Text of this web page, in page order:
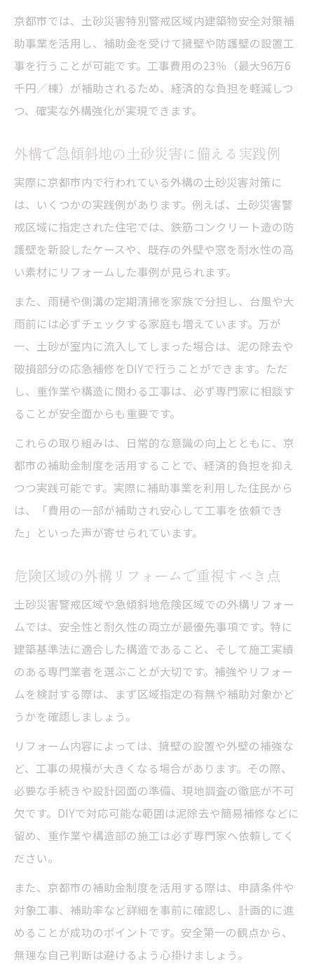
京都市では、土砂災害特別警戒区域内建築物安全対策補
助事業を活用し、補助金を受けて擁壁や防護壁の設置工
事を行うことが可能です。工事費用の23％（最大96万6
千円／棟）が補助されるため、経済的な負担を軽減しつ
つ、確実な外構強化が実現できます。
外構で急傾斜地の土砂災害に備える実践例
実際に京都市内で行われている外構の土砂災害対策に
は、いくつかの実践例があります。例えば、土砂災害警
戒区域に指定された住宅では、鉄筋コンクリート造の防
護壁を新設したケースや、既存の外壁や窓を耐水性の高
い素材にリフォームした事例が見られます。
また、雨樋や側溝の定期清掃を家族で分担し、台風や大
雨前には必ずチェックする家庭も増えています。万が
一、土砂が室内に流入してしまった場合は、泥の除去や
破損部分の応急補修をDIYで行うことができます。ただ
し、重作業や構造に関わる工事は、必ず専門家に相談す
ることが安全面からも重要です。
これらの取り組みは、日常的な意識の向上とともに、京
都市の補助金制度を活用することで、経済的負担を抑え
つつ実践可能です。実際に補助事業を利用した住民から
は、「費用の一部が補助され安心して工事を依頼でき
た」といった声が寄せられています。
危険区域の外構リフォームで重視すべき点
土砂災害警戒区域や急傾斜地危険区域での外構リフォー
ムでは、安全性と耐久性の両立が最優先事項です。特に
建築基準法に適合した構造であること、そして施工実績
のある専門業者を選ぶことが大切です。補強やリフォー
ムを検討する際は、まず区域指定の有無や補助対象かど
うかを確認しましょう。
リフォーム内容によっては、擁壁の設置や外壁の補強な
ど、工事の規模が大きくなる場合があります。その際、
必要な手続きや設計図面の準備、現地調査の徹底が不可
欠です。DIYで対応可能な範囲は泥除去や簡易補修などに
留め、重作業や構造部の施工は必ず専門家へ依頼してく
ださい。
また、京都市の補助金制度を活用する際は、申請条件や
対象工事、補助率など詳細を事前に確認し、計画的に進
めることが成功のポイントです。安全第一の観点から、
無理な自己判断は避けるよう心掛けましょう。